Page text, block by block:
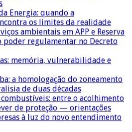
Energia: quando a
os limites da realidade
ambientais em APP e Reserva
poder regulamentar no Decreto
memória, vulnerabilidade e
a homologação do zoneamento
de duas décadas
combustíveis: entre o acolhimento
de proteção — orientações
à luz do novo entendimento